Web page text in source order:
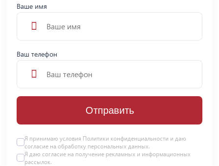
Ваше имя
Ваш телефон
Отправить
Я принимаю условия Политики конфиденциальности и даю
согласие на обработку персональных данных.
Я даю согласие на получение рекламных и информационных
рассылок.